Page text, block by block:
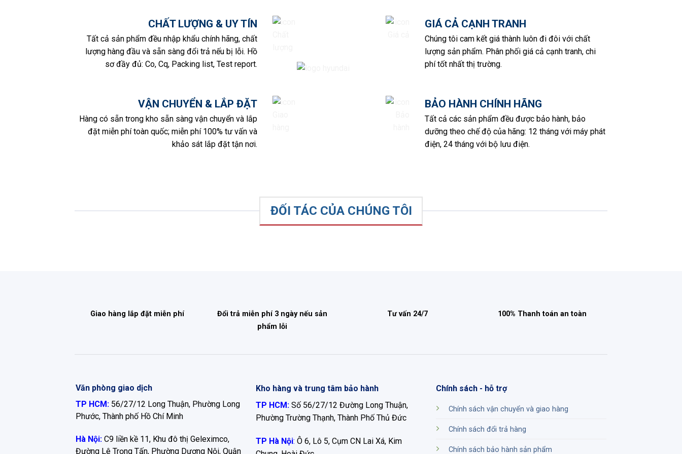
CHẤT LƯỢNG & UY TÍN
Tất cả sản phẩm đều nhập khẩu chính hãng, chất
lượng hàng đầu và sẵn sàng đổi trả nếu bị lỗi. Hồ
sơ đầy đủ: Co, Cq, Packing list, Test report.
VẬN CHUYỂN & LẮP ĐẶT
Hàng có sẵn trong kho sẵn sàng vận chuyển và lắp
đặt miễn phí toàn quốc; miễn phí 100% tư vấn và
khảo sát lắp đặt tận nơi.
GIÁ CẢ CẠNH TRANH
Chúng tôi cam kết giá thành luôn đi đôi với chất
lượng sản phẩm. Phân phối giá cả cạnh tranh, chi
phí tốt nhất thị trường.
BẢO HÀNH CHÍNH HÃNG
Tất cả các sản phẩm đều được bảo hành, bảo
dưỡng theo chế độ của hãng: 12 tháng với máy phát
điện, 24 tháng với bộ lưu điện.
ĐỐI TÁC CỦA CHÚNG TÔI
Giao hàng lắp đặt miễn phí
Đổi trả miễn phí 3 ngày nếu sản
phẩm lỗi
Tư vấn 24/7 100% Thanh toán an toàn
Văn phòng giao dịch
TP HCM: 56/27/12 Long Thuận, Phường Long
Phước, Thành phố Hồ Chí Minh
Hà Nội: C9 liền kề 11, Khu đô thị Geleximco,
Đường Lê Trọng Tấn, Phường Dương Nội, Quận
Kho hàng và trung tâm bảo hành
TP HCM: Số 56/27/12 Đường Long Thuận,
Phường Trường Thạnh, Thành Phố Thủ Đức
TP Hà Nội: Ô 6, Lô 5, Cụm CN Lai Xá, Kim
Chính sách - hỗ trợ
Chính sách vận chuyển và giao hàng
Chính sách đổi trả hàng
Chính sách bảo hành sản phẩm